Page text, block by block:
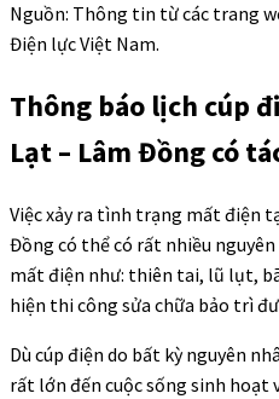
Nguồn: Thông tin từ các trang
Điện lực Việt Nam.
Thông báo lịch cúp
Lạt – Lâm Đồng có
Việc xảy ra tình trạng mất điện
Đồng có thể có rất nhiều nguyên
mất điện như: thiên tai, lũ lụt,
hiện thi công sửa chữa bảo trì
Dù cúp điện do bất kỳ nguyên
rất lớn đến cuộc sống sinh hoạt